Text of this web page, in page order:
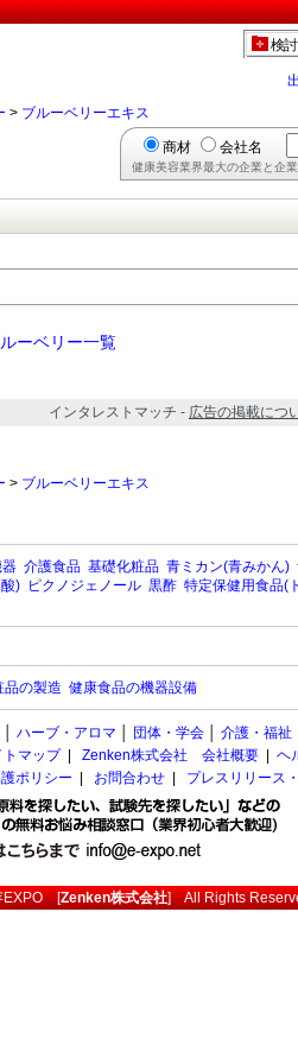
検
> ブルーベリーエキス
商材 会社名
健康美容業界最大の企業と企
ーベリー一覧
インタレストマッチ - 広告の掲載につ
> ブルーベリーエキス
介護食品 基礎化粧品 青ミカン(青みかん)
) ピクノジェノール 黒酢 特定保健用食品(
品の製造 健康食品の機器設備
ハーブ・アロマ 団体・学会 介護・福祉
トマップ| Zenken株式会社 会社概要
ヘ
ポリシー お問合わせ プレスリリース
[Zenken株式会社] All Rights